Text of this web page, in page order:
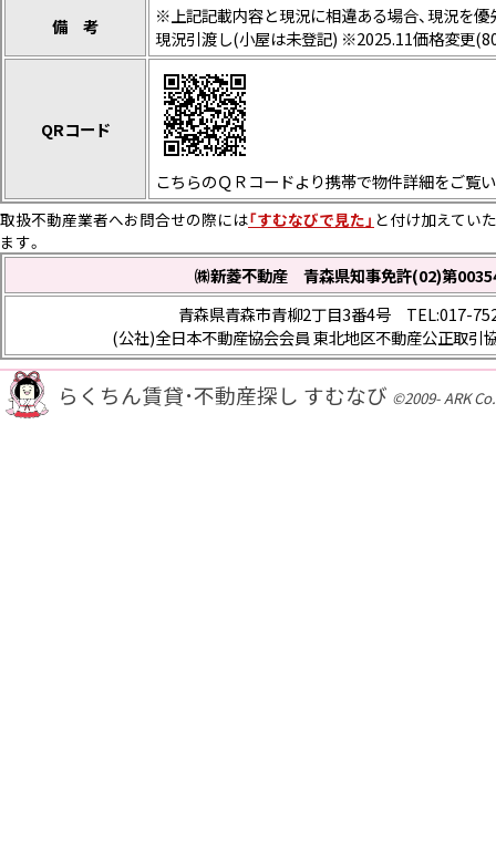
備 考
※上記記載内容と現況に相違ある場合、現況を優
現況引渡し(小屋は未登記) ※2025.11価格変更
QRコード
こちらのＱＲコードより携帯で物件詳細をご覧
取扱不動産業者へお問合せの際には「すむなびで見た」 と付け加えてい
ます。
㈱新菱不動産 青森県知事免許(02)第
青森県青森市青柳2丁目3番4号 TEL:017-
(公社)全日本不動産協会会員 東北地区不動産公正取引
らくちん賃貸･不動産探し すむなび ©2009- ARK